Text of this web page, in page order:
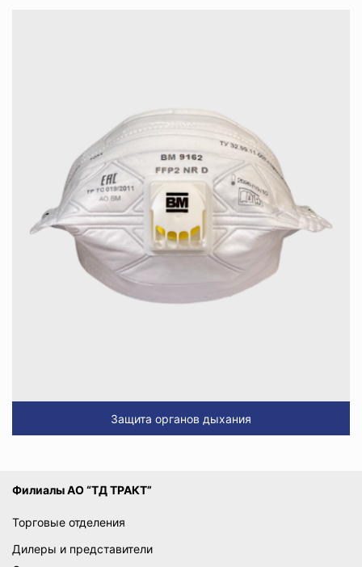
Защита органов дыхания
Филиалы АО “ТД ТРАКТ”
Торговые отделения
Дилеры и представители